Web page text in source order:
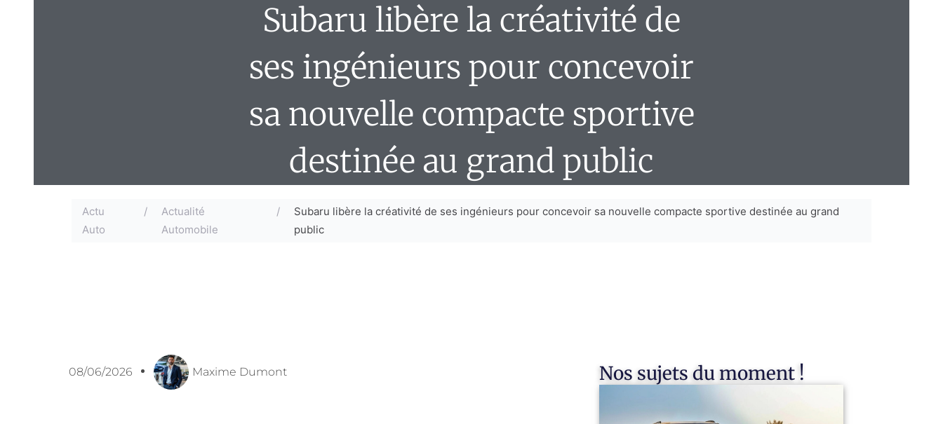
Subaru libère la créativité de
ses ingénieurs pour concevoir
sa nouvelle compacte sportive
destinée au grand public
Actu
Auto
/
Actualité
Automobile
/
Subaru libère la créativité de ses ingénieurs pour concevoir sa nouvelle compacte sportive destinée au grand
public
08/06/2026 Maxime Dumont Nos sujets du moment !